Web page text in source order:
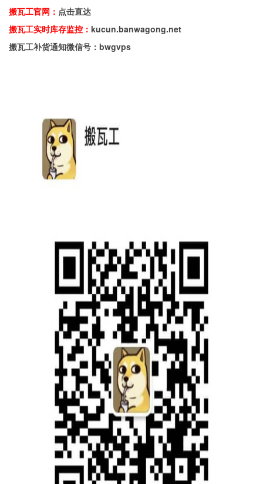
搬瓦工官网： 点击直达
搬瓦工实时库存监控： kucun.banwagong.net
搬瓦工补货通知微信号：bwgvps